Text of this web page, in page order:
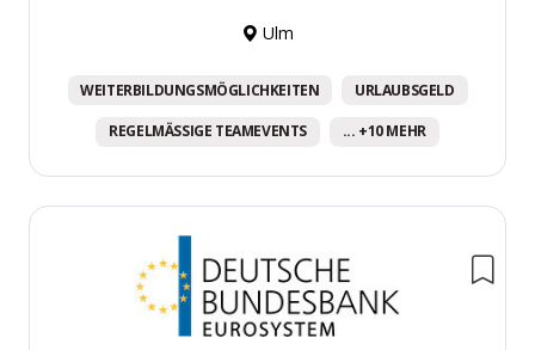
Ulm
WEITERBILDUNGSMÖGLICHKEITEN URLAUBSGELD
REGELMÄSSIGE TEAMEVENTS ... +10 MEHR